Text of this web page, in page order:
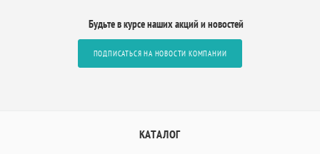
Будьте в курсе наших акций и новостей
ПОДПИСАТЬСЯ НА НОВОСТИ КОМПАНИИ
КАТАЛОГ